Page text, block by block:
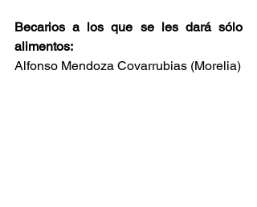
Becarios a los que se les dará sólo
alimentos:
Alfonso Mendoza Covarrubias (Morelia)